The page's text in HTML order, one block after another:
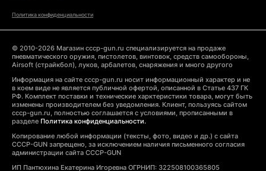
Политика конфиденциальности
© 2010-2026 Магазин cccp-gun.ru специализируется на продаже
пневматического оружия, пистолетов, винтовок, средств самообороны,
Airsoft (страйкбол), луков, арбалетов, снаряжения и много другого
Информация на сайте cccp-gun.ru носит информационный характер и не
в коем виде не является публичной офертой, описанной в Статье 437 ГК
РФ. Комплект поставки и технические харктеристики товара, могут быть
изменены производителем без уведомления. Клиент, пользуясь сайтом
cccp-gun.ru, полностью соглашается с условиями, прописанными в
разделе Политика конфиденциальности.
Копирование любой информации (тексты, фото, видео и др.) с сайта
CCCP-GUN запрещено, за исключением наличия письменного согласия
администрации сайта CCCP-GUN
ИП Пантюхина Екатерина Игоревна ОГРНИП: 322508100365805